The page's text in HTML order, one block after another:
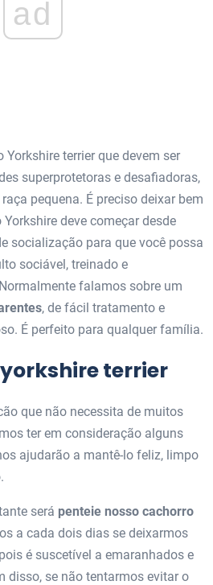
ad
terrier que devem ser
superprotetoras e desafiadoras,
pequena. É preciso deixar bem
deve começar desde
socialização para que você possa
sociável, treinado e
falamos sobre um
, de fácil tratamento e
É perfeito para qualquer família.
terrier
que não necessita de muitos
ter em consideração alguns
ajudarão a mantê-lo feliz, limpo
será penteie nosso cachorro
a cada dois dias se deixarmos
é suscetível a emaranhados e
disso, se não tentarmos evitar o